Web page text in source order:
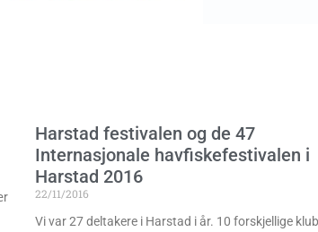
Harstad festivalen og de 47
Internasjonale havfiskefestivalen i
Harstad 2016
22/11/2016
Vi var 27 deltakere i Harstad i år. 10 forskjellige